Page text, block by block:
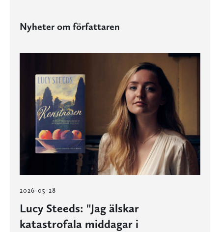
Nyheter om författaren
2026-05-28
Lucy Steeds: "Jag älskar
katastrofala middagar i